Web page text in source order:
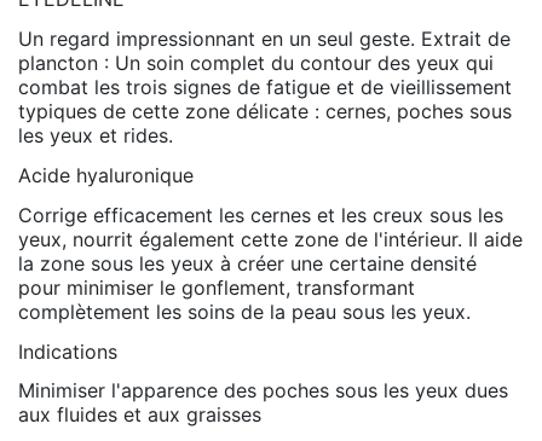
Un regard impressionnant en un seul geste. Extrait de
plancton : Un soin complet du contour des yeux qui
combat les trois signes de fatigue et de vieillissement
typiques de cette zone délicate : cernes, poches sous
les yeux et rides.
Acide hyaluronique
Corrige efficacement les cernes et les creux sous les
yeux, nourrit également cette zone de l'intérieur. Il aide
la zone sous les yeux à créer une certaine densité
pour minimiser le gonflement, transformant
complètement les soins de la peau sous les yeux.
Indications
Minimiser l'apparence des poches sous les yeux dues
aux fluides et aux graisses